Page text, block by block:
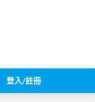
登入/註冊